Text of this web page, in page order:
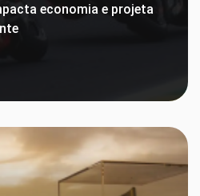
economia e projeta